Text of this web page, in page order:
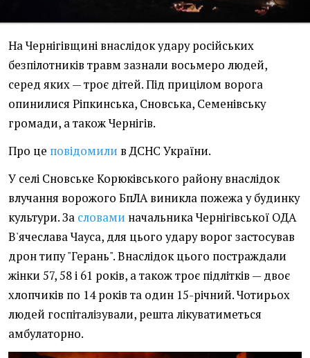
На Чернігівщині внаслідок удару російських
безпілотників травм зазнали восьмеро людей,
серед яких — троє дітей. Під прицілом ворога
опинилися Ріпкинська, Сновська, Семенівську
громади, а також Чернігів.
Про це повідомили в ДСНС України.
У селі Сновське Корюківського району внаслідок
влучання ворожого БпЛА виникла пожежа у будинку
культури. За словами начальника Чернігівської ОДА
В'ячеслава Чауса, для цього удару ворог застосував
дрон типу "Герань". Внаслідок цього постраждали
жінки 57, 58 і 61 років, а також троє підлітків — двоє
хлопчиків по 14 років та один 15-річний. Чотирьох
людей госпіталізували, решта лікуватиметься
амбулаторно.